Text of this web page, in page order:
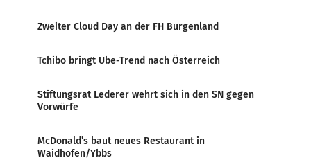
Zweiter Cloud Day an der FH Burgenland
Tchibo bringt Ube-Trend nach Österreich
Stiftungsrat Lederer wehrt sich in den SN gegen
Vorwürfe
McDonald’s baut neues Restaurant in
Waidhofen/Ybbs